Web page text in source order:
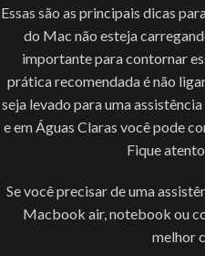
Essas são as principais dicas
do Mac não esteja
importante para contornar
prática recomendada é não
seja levado para uma
e em Águas Claras você pode
Fique
Se você precisar de uma
Macbook air, notebook ou
melhor